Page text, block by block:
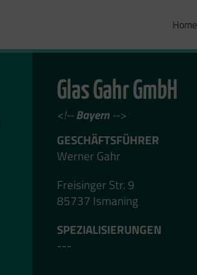
Home
Glas Gahr GmbH
<!--Bayern -->
GESCHÄFTSFÜHRER
Werner Gahr
Freisinger Str. 9
85737 Ismaning
SPEZIALISIERUNGEN
---